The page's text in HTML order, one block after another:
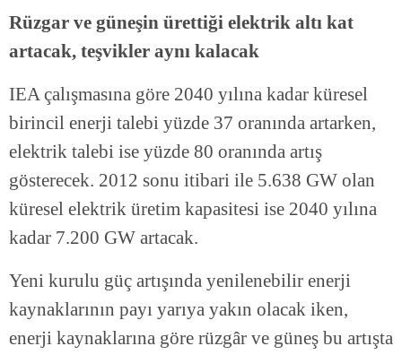
Rüzgar ve güneşin ürettiği elektrik altı kat
artacak, teşvikler aynı kalacak
IEA çalışmasına göre 2040 yılına kadar küresel
birincil enerji talebi yüzde 37 oranında artarken,
elektrik talebi ise yüzde 80 oranında artış
gösterecek. 2012 sonu itibari ile 5.638 GW olan
küresel elektrik üretim kapasitesi ise 2040 yılına
kadar 7.200 GW artacak.
Yeni kurulu güç artışında yenilenebilir enerji
kaynaklarının payı yarıya yakın olacak iken,
enerji kaynaklarına göre rüzgâr ve güneş bu artışta